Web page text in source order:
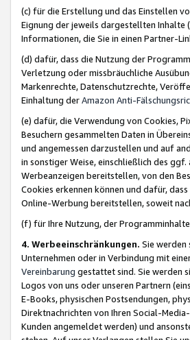
(c) für die Erstellung und das Einstellen
Eignung der jeweils dargestellten
Informationen, die Sie in einen Partner-
(d) dafür, dass die Nutzung der
Verletzung oder missbräuchliche
Markenrechte, Datenschutzrechte,
Einhaltung derAmazon Anti-
(e) dafür, die Verwendung von Cookies,
Besuchern gesammelten Daten in
und angemessen darzustellen und auf
in sonstiger Weise, einschließlich des
Werbeanzeigen bereitstellen, von den
Cookies erkennen können und dafür,
Online-Werbung bereitstellen, soweit
(f) für Ihre Nutzung, der
4. Werbeeinschränkungen. Sie werden
Unternehmen oder in Verbindung mit
Vereinbarung gestattet sind. Sie werden
Logos von uns oder unseren Partnern
E-Books, physischen Postsendungen,
Direktnachrichten von Ihren Social-
Kunden angemeldet werden) und